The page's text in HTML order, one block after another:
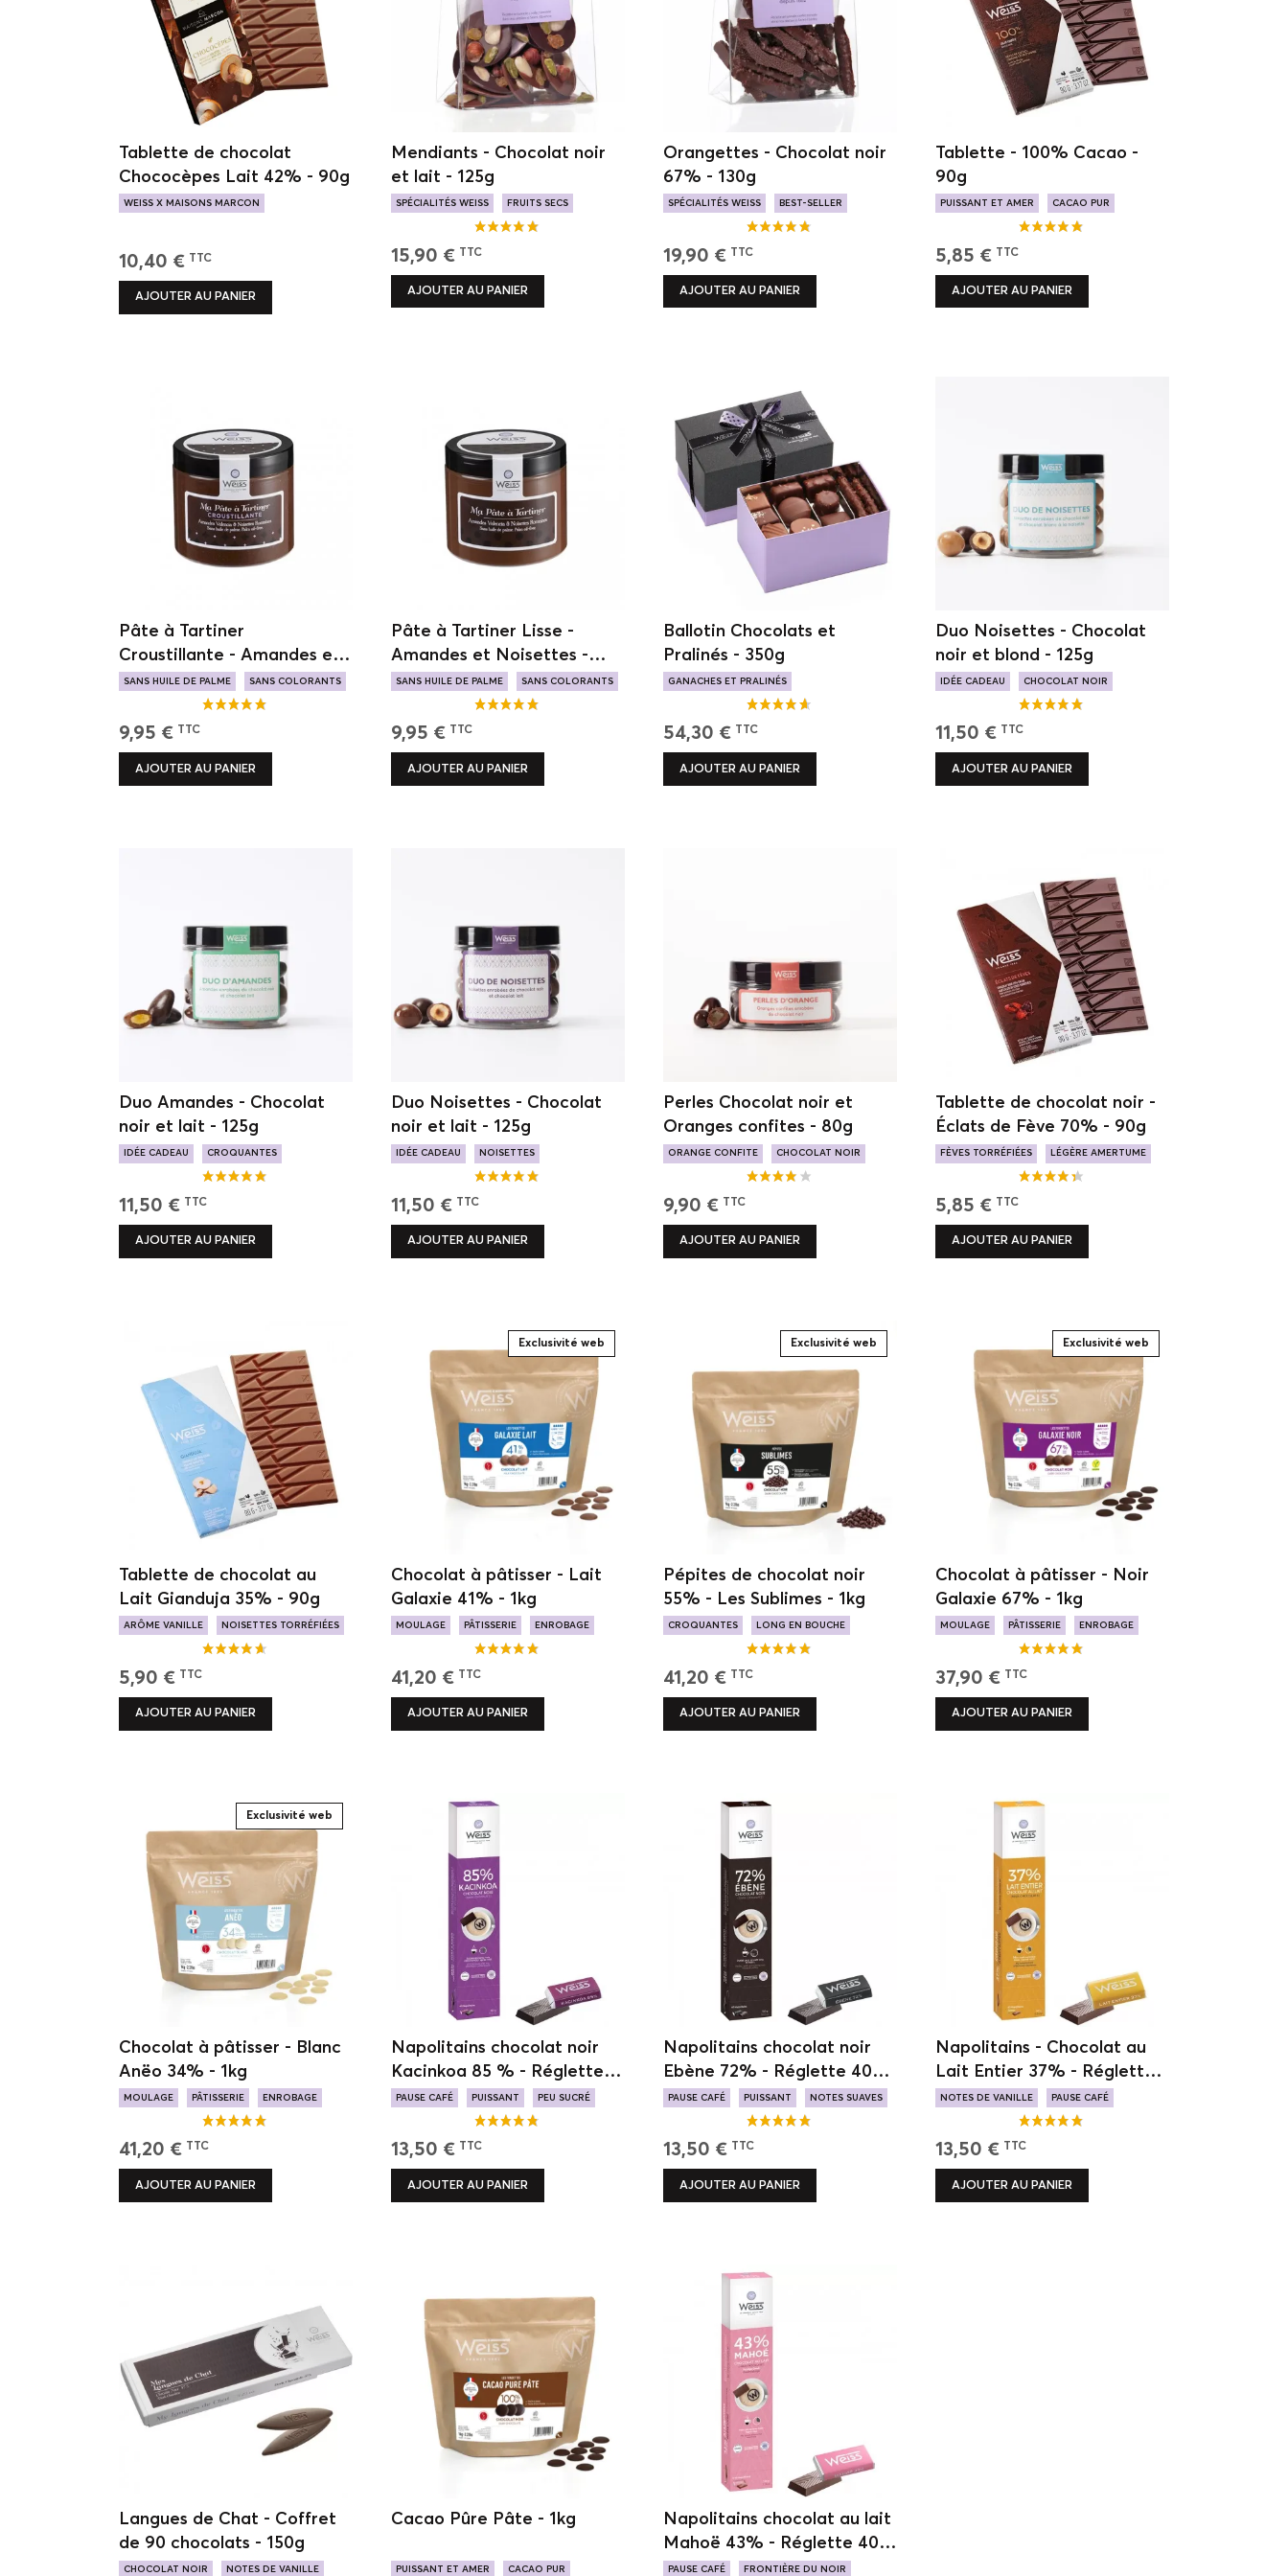
Tablette de chocolat
Chococèpes Lait 42% - 90g
WEISS X MAISONS MARCON
10,40 € TTC
AJOUTER AU PANIER
Mendiants - Chocolat noir
et lait - 125g
SPÉCIALITÉS WEISS FRUITS SECS
15,90 € TTC
AJOUTER AU PANIER
Orangettes - Chocolat noir
67% - 130g
SPÉCIALITÉS WEISS BEST-SELLER
ORANGE CONFITE
19,90 € TTC
AJOUTER AU PANIER
Tablette - 100% Cacao -
90g
PUISSANT ET AMER CACAO PUR
ORIGINE AFRIQUE
5,85 € TTC
AJOUTER AU PANIER
Pâte à Tartiner
Croustillante - Amandes et
Noisettes - 200g
SANS HUILE DE PALME SANS COLORANTS
CROUSTILLANTE
9,95 € TTC
AJOUTER AU PANIER
Pâte à Tartiner Lisse -
Amandes et Noisettes -
200g
SANS HUILE DE PALME SANS COLORANTS
9,95 € TTC
AJOUTER AU PANIER
Ballotin Chocolats et
Pralinés - 350g
GANACHES ET PRALINÉS
SAVEURS ARTISANALES 20 VARIÉTÉS
54,30 € TTC
AJOUTER AU PANIER
Duo Noisettes - Chocolat
noir et blond - 125g
IDÉE CADEAU CHOCOLAT NOIR
BLANC NOISETTE
11,50 € TTC
AJOUTER AU PANIER
Duo Amandes - Chocolat
noir et lait - 125g
IDÉE CADEAU CROQUANTES
11,50 € TTC
AJOUTER AU PANIER
Duo Noisettes - Chocolat
noir et lait - 125g
IDÉE CADEAU NOISETTES
11,50 € TTC
AJOUTER AU PANIER
Perles Chocolat noir et
Oranges confites - 80g
ORANGE CONFITE CHOCOLAT NOIR
9,90 € TTC
AJOUTER AU PANIER
Tablette de chocolat noir -
Éclats de Fève 70% - 90g
FÈVES TORRÉFIÉES LÉGÈRE AMERTUME
5,85 € TTC
AJOUTER AU PANIER
Tablette de chocolat au
Lait Gianduja 35% - 90g
ARÔME VANILLE NOISETTES TORRÉFIÉES
LAIT ONCTUEUX
5,90 € TTC
AJOUTER AU PANIER
Exclusivité web
Chocolat à pâtisser - Lait
Galaxie 41% - 1kg
MOULAGE PÂTISSERIE ENROBAGE
NOTES LACTÉES
41,20 € TTC
AJOUTER AU PANIER
Exclusivité web
Pépites de chocolat noir
55% - Les Sublimes - 1kg
CROQUANTES LONG EN BOUCHE
VIENNOISERIE
41,20 € TTC
AJOUTER AU PANIER
Exclusivité web
Chocolat à pâtisser - Noir
Galaxie 67% - 1kg
MOULAGE PÂTISSERIE ENROBAGE
LÉGÈREMENT BOISÉ
37,90 € TTC
AJOUTER AU PANIER
Exclusivité web
Chocolat à pâtisser - Blanc
Anëo 34% - 1kg
MOULAGE PÂTISSERIE ENROBAGE
PURETÉ ÉTONNANTE POINTE DE VANILLE
41,20 € TTC
AJOUTER AU PANIER
Napolitains chocolat noir
Kacinkoa 85 % - Réglette
40 chocolats - 180g
PAUSE CAFÉ PUISSANT PEU SUCRÉ
13,50 € TTC
AJOUTER AU PANIER
Napolitains chocolat noir
Ebène 72% - Réglette 40
chocolats - 180g
PAUSE CAFÉ PUISSANT NOTES SUAVES
13,50 € TTC
AJOUTER AU PANIER
Napolitains - Chocolat au
Lait Entier 37% - Réglette
de 40 chocolats - 180g
NOTES DE VANILLE PAUSE CAFÉ
NOTES DE CARAMEL
13,50 € TTC
AJOUTER AU PANIER
Langues de Chat - Coffret
de 90 chocolats - 150g
CHOCOLAT NOIR NOTES DE VANILLE
Cacao Pûre Pâte - 1kg
PUISSANT ET AMER CACAO PUR
Napolitains chocolat au lait
Mahoë 43% - Réglette 40
chocolats - 180g
PAUSE CAFÉ FRONTIÈRE DU NOIR